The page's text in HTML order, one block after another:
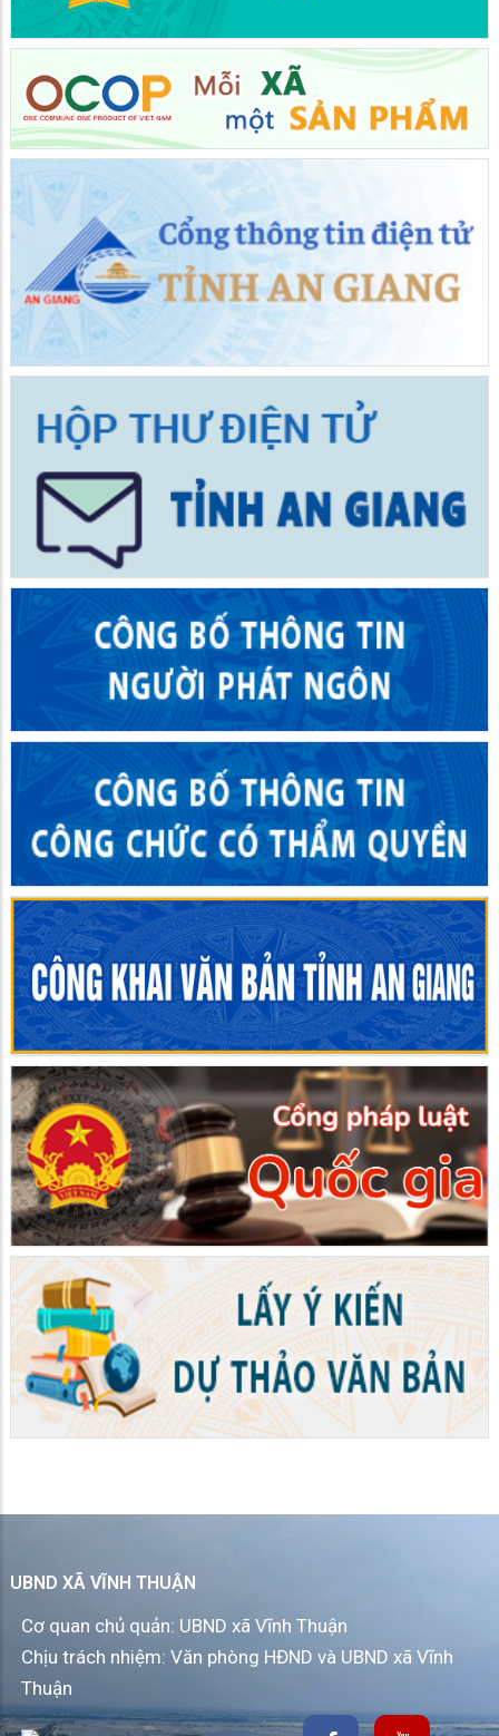
UBND XÃ VĨNH THUẬN
Cơ quan chủ quản: UBND xã Vĩnh Thuận
Chịu trách nhiệm: Văn phòng HĐND và UBND xã Vĩnh
Thuận